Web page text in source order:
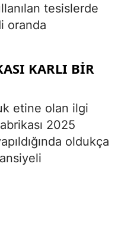
tesislerde
oranda
KARLI BIR
etine olan ilgi
2025
oldukça